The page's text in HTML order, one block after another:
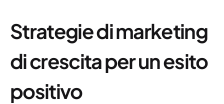
Strategie di marketing
di crescita per un esito
positivo